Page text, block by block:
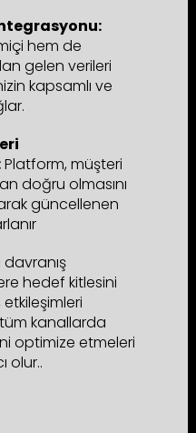
hem de
gelen verileri
kapsamlı ve
Platform, müşteri
doğru olmasını
güncellenen
hedef kitlesini
kanallarda
optimize etmeleri
olur..